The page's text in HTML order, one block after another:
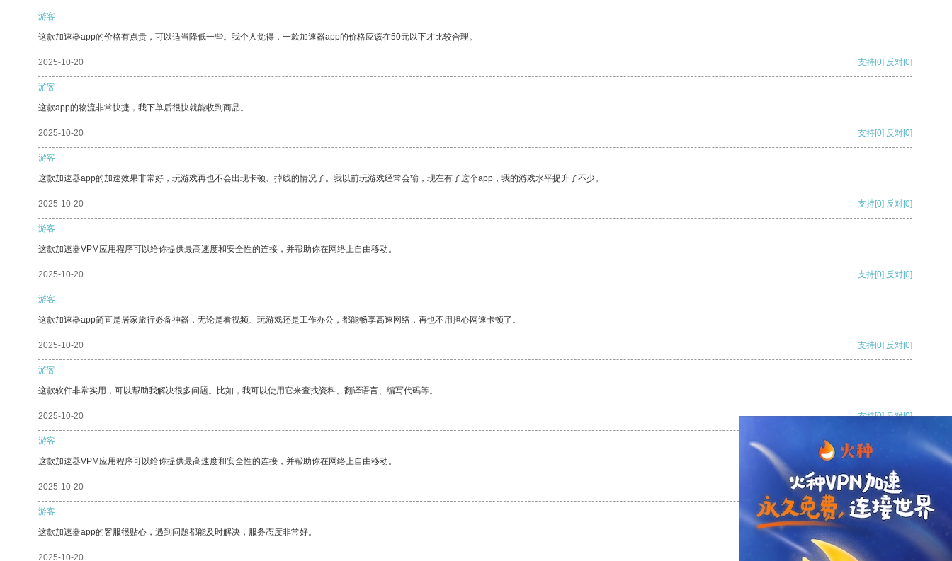
游客
这款加速器app的价格有点贵，可以适当降低一些。我个人觉得，一款加速器app的价格应该在50元以下才比较合理。
2025-10-20 支持[0] 反对[0]
游客
这款app的物流非常快捷，我下单后很快就能收到商品。
2025-10-20 支持[0] 反对[0]
游客
这款加速器app的加速效果非常好，玩游戏再也不会出现卡顿、掉线的情况了。我以前玩游戏经常会输，现在有了这个app，我的游戏水平提升了不少。
2025-10-20 支持[0] 反对[0]
游客
这款加速器VPM应用程序可以给你提供最高速度和安全性的连接，并帮助你在网络上自由移动。
2025-10-20 支持[0] 反对[0]
游客
这款加速器app简直是居家旅行必备神器，无论是看视频、玩游戏还是工作办公，都能畅享高速网络，再也不用担心网速卡顿了。
2025-10-20 支持[0] 反对[0]
游客
这款软件非常实用，可以帮助我解决很多问题。比如，我可以使用它来查找资料、翻译语言、编写代码等。
2025-10-20 支持[0] 反对[0]
游客
这款加速器VPM应用程序可以给你提供最高速度和安全性的连接，并帮助你在网络上自由移动。
2025-10-20 支持[0] 反对
游客
这款加速器app的客服很贴心，遇到问题都能及时解决，服务态度非常好。
2025-10-20 支持